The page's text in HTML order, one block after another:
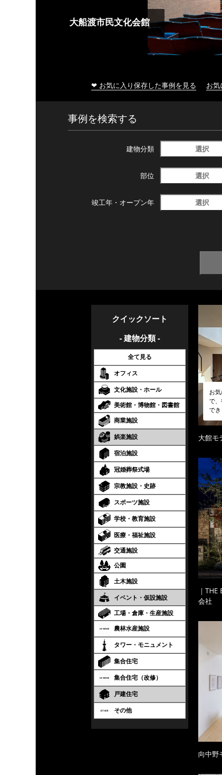
大船渡市民文化会館
❤ お気に入り保存した事例を見る お
事例を検索する
建物分類 選択
部位 選択
竣工年・ オープン年 選択
クイックソート
- 建物分類 -
全て見る
オフィス
文化施設・ホール
美術館・博物館・図書館
商業施設
娯楽施設
宿泊施設
冠婚葬祭式場
宗教施設・史跡
スポーツ施設
学校・教育施設
医療・福祉施設
交通施設
公園
土木施設
イベント・仮設施設
工場・倉庫・生産施設
農林水産施設
タワー・モニュメント
集合住宅
集合住宅（改修）
戸建住宅
その他
お
で
で
大館モ
｜
会社
向中野